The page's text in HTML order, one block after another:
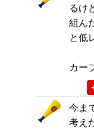
るけ
組ん
と低
カー
今ま
考え